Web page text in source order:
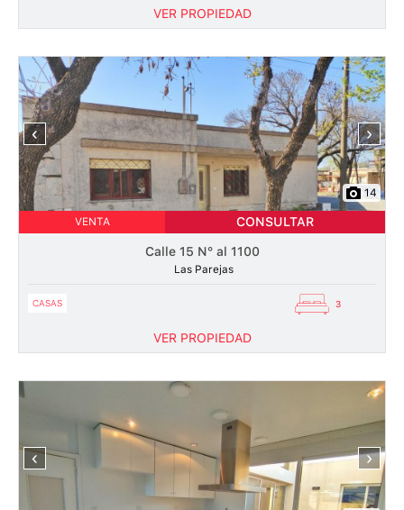
VER PROPIEDAD
‹ ›
14
VENTA CONSULTAR
Calle 15 N° al 1100
Las Parejas
CASAS 3
VER PROPIEDAD
‹ ›